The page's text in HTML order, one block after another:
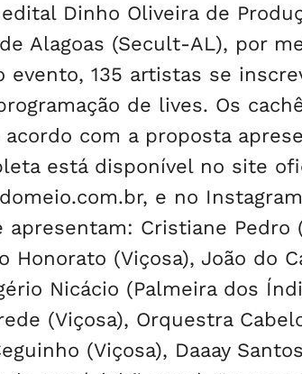
Dinho Oliveira de
Alagoas (Secult-AL), por
evento, 135 artistas se
de lives. Os
acordo com a proposta
está disponível no site
e no
apresentam: Cristiane Pedro
Honorato (Viçosa), João do
Nicácio (Palmeira dos
(Viçosa), Orquestra
(Viçosa), Daaay